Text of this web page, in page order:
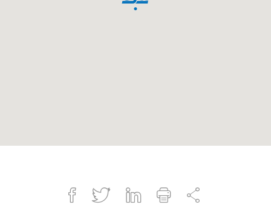
Facebook
TwitterLinkedImprimirCompartir